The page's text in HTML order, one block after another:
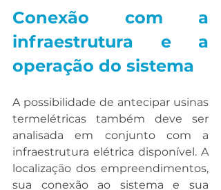
Conexão com a
infraestrutura e a
operação do sistema
A possibilidade de antecipar usinas
termelétricas também deve ser
analisada em conjunto com a
infraestrutura elétrica disponível. A
localização dos empreendimentos,
sua conexão ao sistema e sua